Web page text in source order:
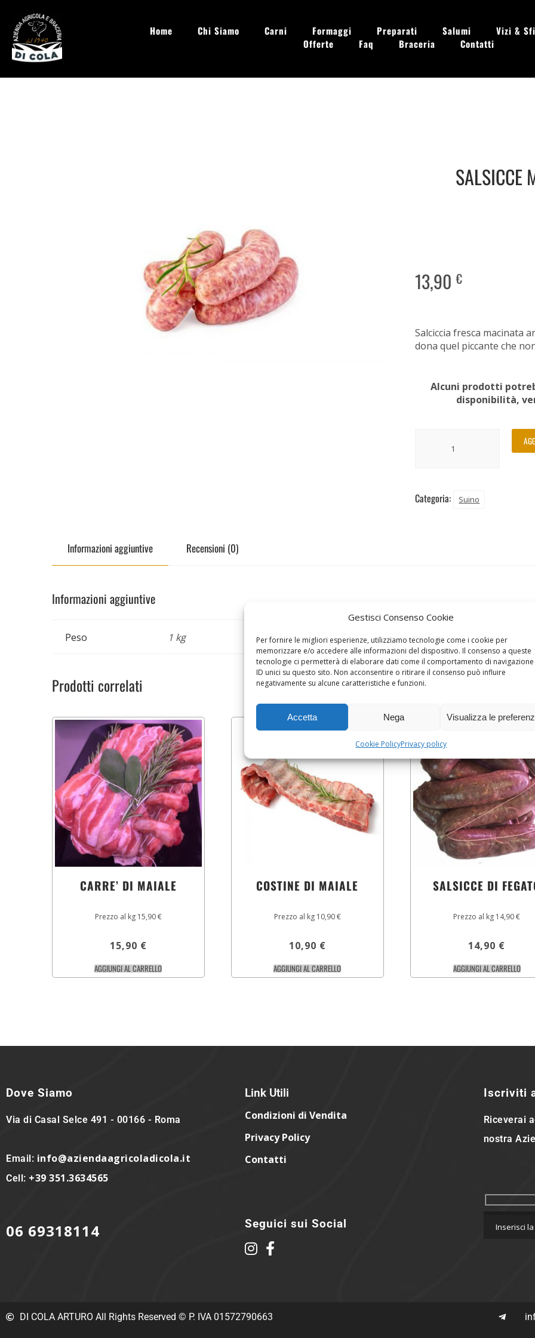
Gestisci Consenso Cookie
Per fornire le migliori esperienze, utilizziamo tecnologie come i cookie per
memorizzare e/o accedere alle informazioni del dispositivo. Il consenso a queste
tecnologie ci permetterà di elaborare dati come il comportamento di
ID unici su questo sito. Non acconsentire o ritirare il consenso può influire
negativamente su alcune caratteristiche e funzioni.
Accetta Nega Visualizza le
Cookie PolicyPrivacy policy
Home Chi Siamo Carni Formaggi Preparati Salumi
Vizi &
Offerte
Faq Braceria Contatti
SALSICCE
13,90€
Salciccia fresca macinata
dona quel piccante che
Alcuni prodotti
disponibilità,
Categoria: Suino
Informazioni aggiuntive Recensioni (0)
Informazioni aggiuntive
Peso 1 kg
Prodotti correlati
CARRE’ DI MAIALE
Prezzo al kg 15,90 €
15,90 €
AGGIUNGI AL CARRELLO
COSTINE DI MAIALE
Prezzo al kg 10,90 €
10,90 €
AGGIUNGI AL CARRELLO
SALSICCE DI
Prezzo al kg 14,90 €
14,90 €
AGGIUNGI AL CARRELLO
Dove Siamo
Via di Casal Selce 491 - 00166 - Roma
Email: info@aziendaagricoladicola.it
Cell: +39 351.3634565
06 69318114
Link Utili
Condizioni di Vendita
Privacy Policy
Contatti
Seguici sui Social
Iscriviti
Riceverai
nostra
DI COLA ARTURO All Rights Reserved © P. IVA 01572790663